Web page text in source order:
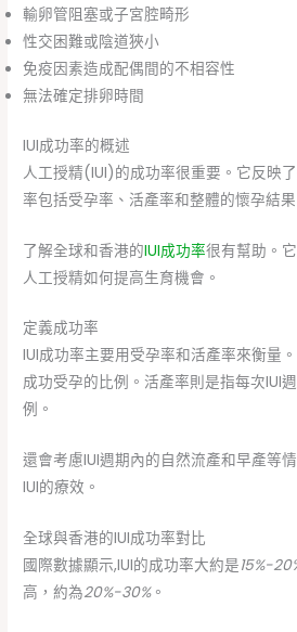
輸卵管阻塞或子宮腔畸形
性交困難或陰道狹小
免疫因素造成配偶間的不相容性
無法確定排卵時間
IUI成功率的概述
人工授精(IUI)的成功率很重要。它反映
率包括受孕率、活產率和整體的懷孕結果
了解全球和香港的IUI成功率很有幫助。
人工授精如何提高生育機會。
定義成功率
IUI成功率主要用受孕率和活產率來衡量
成功受孕的比例。活產率則是指每次IUI
例。
還會考慮IUI週期內的自然流產和早產等
IUI的療效。
全球與香港的IUI成功率對比
國際數據顯示,IUI的成功率大約是15%-
高，約為20%-30%。